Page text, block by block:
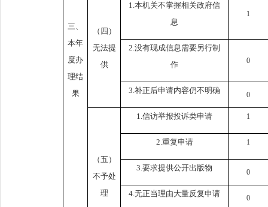
三、
本年
度办
理结
果
（四）
无法提
供
1.本机关不掌握相关政府信
息
1
2.没有现成信息需要另行制
作
0
3.补正后申请内容仍不明确 0
（五）
不予处
理
1.信访举报投诉类申请 1
2.重复申请 1
3.要求提供公开出版物 0
4.无正当理由大量反复申请 0